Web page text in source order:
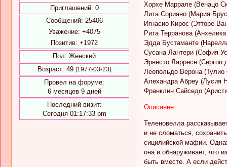
Приглашений: 0
Сообщений: 25406
Уважение: +4075
Позитив: +1972
Пол: Женский
Возраст: 49 [1977-03-23]
Провел на форуме:
6 месяцев 9 дней
Последний визит:
Сегодня 01:17:33 pm
Хорхе Маррале (Венацо
Лита Сориано (Мария
Игнасио Кирос (Этторе
Рита Терранова
Эдда Бустаманте
Сусана Лантери (София
Эрнесто Ларресе (Сергоп
Леопольдо Верона (Тулио
Алехандра Абреу (Лусия
Франклин Сайседо
Описание:
Теленовелла
и не сломаться,
сицилийской мафии.
она и обнаруживает, что
быть вместе. А если